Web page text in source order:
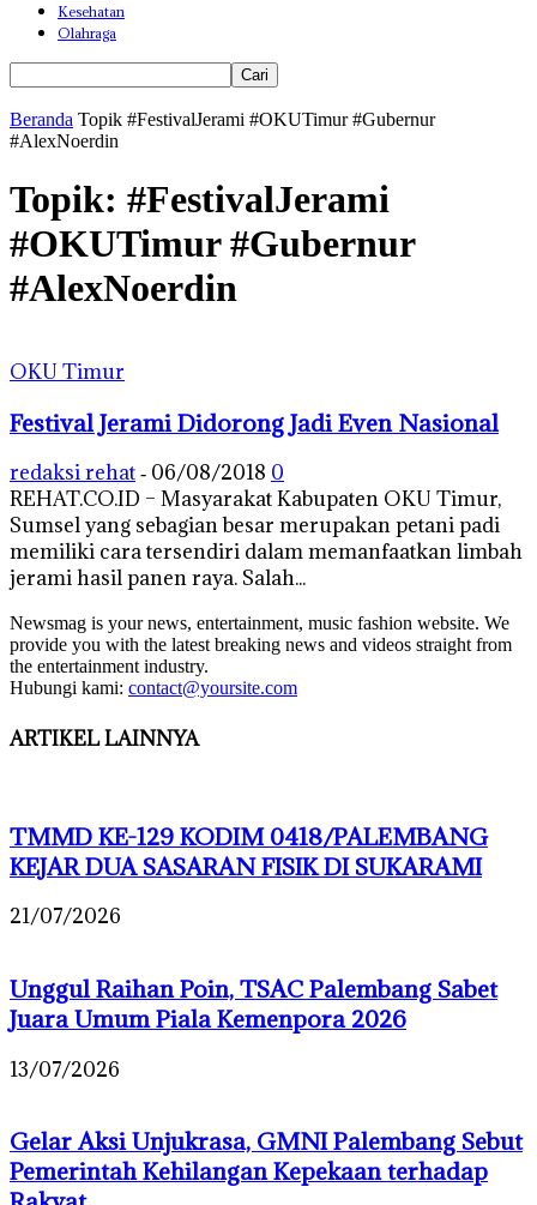
Kesehatan
Olahraga
Beranda Topik #FestivalJerami #OKUTimur #Gubernur
#AlexNoerdin
Topik: #FestivalJerami
#OKUTimur #Gubernur
#AlexNoerdin
OKU Timur
Festival Jerami Didorong Jadi Even Nasional
redaksi rehat - 06/08/2018 0
REHAT.CO.ID – Masyarakat Kabupaten OKU Timur,
Sumsel yang sebagian besar merupakan petani padi
memiliki cara tersendiri dalam memanfaatkan limbah
jerami hasil panen raya. Salah...
Newsmag is your news, entertainment, music fashion website. We
provide you with the latest breaking news and videos straight from
the entertainment industry.
Hubungi kami: contact@yoursite.com
ARTIKEL LAINNYA
TMMD KE-129 KODIM 0418/PALEMBANG
KEJAR DUA SASARAN FISIK DI SUKARAMI
21/07/2026
Unggul Raihan Poin, TSAC Palembang Sabet
Juara Umum Piala Kemenpora 2026
13/07/2026
Gelar Aksi Unjukrasa, GMNI Palembang Sebut
Pemerintah Kehilangan Kepekaan terhadap